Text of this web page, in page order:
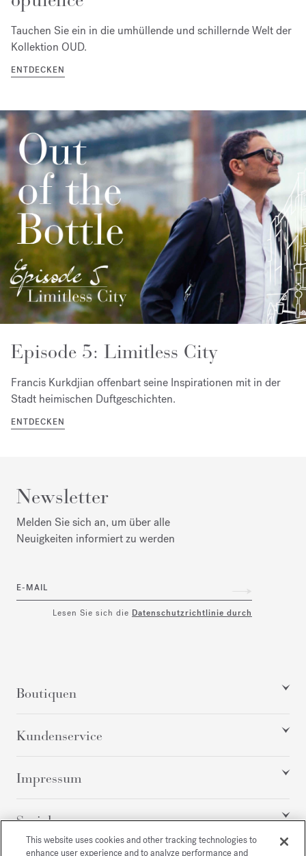
Tauchen Sie ein in die umhüllende und schillernde Welt der
Kollektion OUD.
ENTDECKEN
Episode 5: Limitless City
Francis Kurkdjian offenbart seine Inspirationen mit in der
Stadt heimischen Duftgeschichten.
ENTDECKEN
Newsletter
Melden Sie sich an, um über alle
Neuigkeiten informiert zu werden
E-MAIL
Lesen Sie sich die Datenschutzrichtlinie durch
Boutiquen
Kundenservice
Impressum
Social
This website uses cookies and other tracking technologies to
enhance user experience and to analyze performance and